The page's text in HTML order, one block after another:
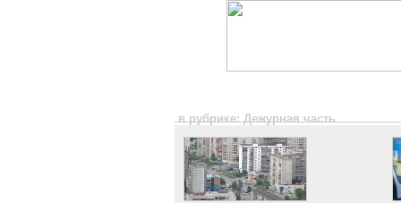
в рубрике: Дежурная часть